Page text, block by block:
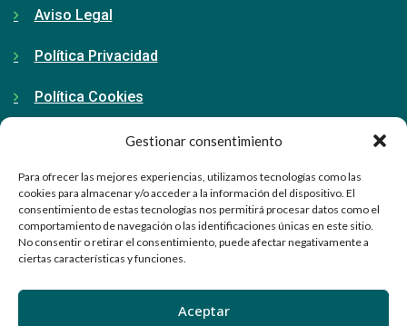
Gestionar consentimiento
Para ofrecer las mejores experiencias, utilizamos tecnologías como las
cookies para almacenar y/o acceder a la información del dispositivo. El
consentimiento de estas tecnologías nos permitirá procesar datos como el
comportamiento de navegación o las identificaciones únicas en este sitio.
No consentir o retirar el consentimiento, puede afectar negativamente a
ciertas características y funciones.
Aceptar
Aviso Legal
Política Privacidad
Política Cookies
Contacto
91 798 71 15
info@ellabrador.es